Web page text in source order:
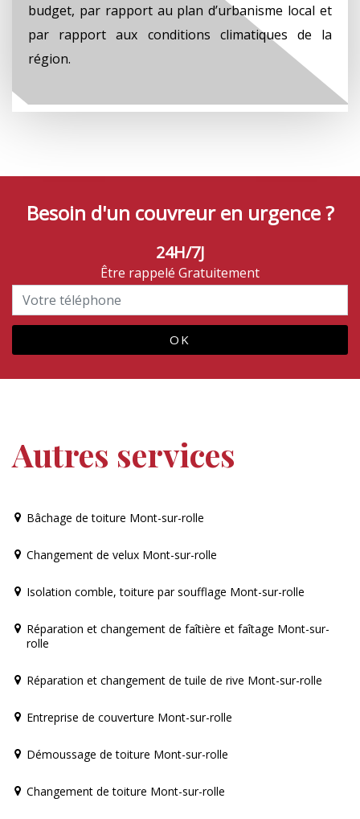
budget, par rapport au plan d’urbanisme local et
par rapport aux conditions climatiques de la
région.
Besoin d'un couvreur en urgence ?
24H/7J
Être rappelé Gratuitement
Autres services
Bâchage de toiture Mont-sur-rolle
Changement de velux Mont-sur-rolle
Isolation comble, toiture par soufflage Mont-sur-rolle
Réparation et changement de faîtière et faîtage Mont-sur-
rolle
Réparation et changement de tuile de rive Mont-sur-rolle
Entreprise de couverture Mont-sur-rolle
Démoussage de toiture Mont-sur-rolle
Changement de toiture Mont-sur-rolle